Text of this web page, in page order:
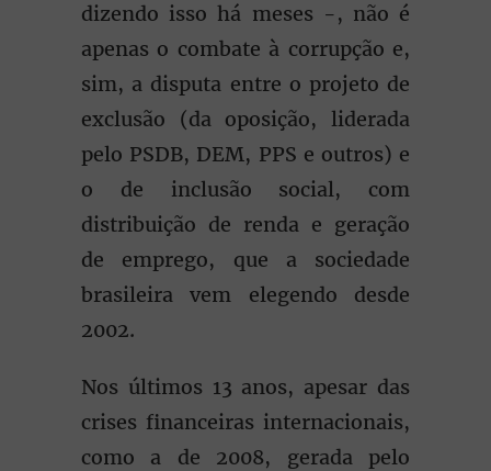
dizendo isso há meses -, não é
apenas o combate à corrupção e,
sim, a disputa entre o projeto de
exclusão (da oposição, liderada
pelo PSDB, DEM, PPS e outros) e
o de inclusão social, com
distribuição de renda e geração
de emprego, que a sociedade
brasileira vem elegendo desde
2002.
Nos últimos 13 anos, apesar das
crises financeiras internacionais,
como a de 2008, gerada pelo